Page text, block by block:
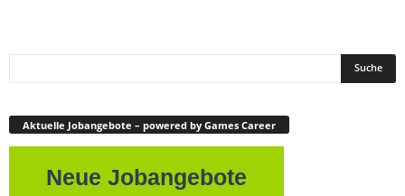
Aktuelle Jobangebote – powered by Games Career